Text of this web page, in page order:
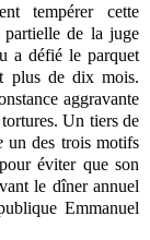
tempérer cette
partielle de la juge
a défié le parquet
plus de dix mois.
aggravante
Un tiers de
un des trois motifs
éviter que son
le dîner annuel
Emmanuel